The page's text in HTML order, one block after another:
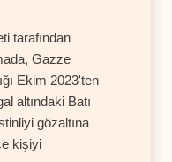
tarafından
Gazze
Ekim 2023'ten
altındaki Batı
gözaltına
kişiyi